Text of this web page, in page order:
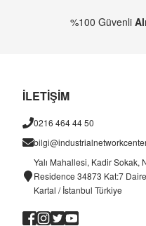
%100 Güvenli
İLETİŞİM
0216 464 44 50
Yalı Mahallesi, Kadir Sokak,
Residence 34873 Kat:7
Kartal / İstanbul Türkiye